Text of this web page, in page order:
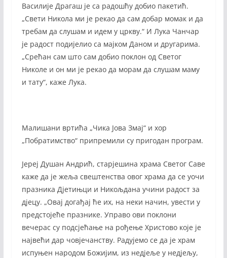
Василије Драгаш је са радошћу добио пакетић.
„Свети Никола ми је рекао да сам добар момак и да
требам да слушам и идем у цркву.“ И Лука Чанчар
је радост подијелио са мајком Даном и другарима.
„Срећан сам што сам добио поклон од Светог
Николе и он ми је рекао да морам да слушам маму
и тату“, каже Лука.
Малишани вртића „Чика Јова Змај“ и хор
„Побратимство“ припремили су пригодан програм.
Јереј Душан Андрић, старјешина храма Светог Саве
каже да је жеља свештенства овог храма да се уочи
празника Дјетињци и Никољдана учини радост за
дјецу. „Овај догађај ће их, на неки начин, увести у
предстојеће празнике. Управо ови поклони
вечерас су подсјећање на рођење Христово које је
највећи дар човјечанству. Радујемо се да је храм
испуњен народом Божијим, из недјеље у недјељу,